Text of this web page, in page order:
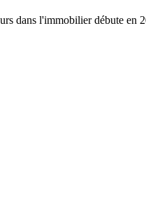
dans l'immobilier débute en